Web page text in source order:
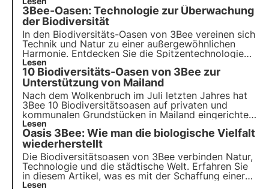
Missioninnovative Technologie und
Umweltengagement
3Bee-Oasen: Technologie zur Überwachung
der Biodiversität
In den Biodiversitäts-Oasen von 3Bee vereinen sich
Technik und Natur zu einer außergewöhnlichen
Harmonie. Entdecken Sie die Spitzentechnologien
von 3Bee und ihre Schlüsselrolle bei der
Regeneration der Ökosysteme und der Artenvielfalt
in den Oasen.
Lesen
10 Biodiversitäts-Oasen von 3Bee zur
Unterstützung von Mailand
Nach dem Wolkenbruch im Juli letzten Jahres hat
3Bee 10 Biodiversitätsoasen auf privaten und
kommunalen Grundstücken in Mailand eingerichtet.
Das Ziel? Städtische Lebensräume zu schaffen, die
von Agronomen und Ingenieuren methodisch
aufgebaut werden, um der Stadt zu helfen, wieder
auf die Beine zu kommen und noch grüner und
nachhaltiger zu werden.
Lesen
Oasis 3Bee: Wie man die biologische Vielfalt
wiederherstellt
Die Biodiversitätsoasen von 3Bee verbinden Natur,
Technologie und die städtische Welt. Erfahren Sie
in diesem Artikel, was es mit der Schaffung einer
Oase auf sich hat und wie diese städtischen und
Lesen